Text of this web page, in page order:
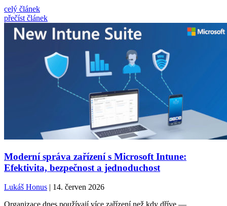
celý článek
přečíst článek
Moderní správa zařízení s Microsoft Intune:
Efektivita, bezpečnost a jednoduchost
Lukáš Honus | 14. červen 2026